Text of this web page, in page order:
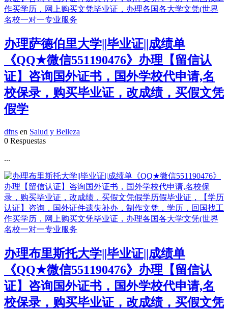
办理萨德伯里大学||毕业证||成绩单
《QQ★微信551190476》办理【留信认
证】咨询国外证书，国外学校代申请,名
校保录，购买毕业证，改成绩，买假文凭
假学
dfns en Salud y Belleza
0 Respuestas
...
办理布里斯托大学||毕业证||成绩单
《QQ★微信551190476》办理【留信认
证】咨询国外证书，国外学校代申请,名
校保录，购买毕业证，改成绩，买假文凭